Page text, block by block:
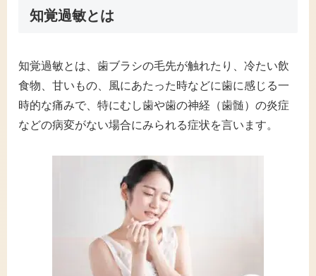
知覚過敏とは
知覚過敏とは、歯ブラシの毛先が触れたり、冷たい飲
食物、甘いもの、風にあたった時などに歯に感じる一
時的な痛みで、特にむし歯や歯の神経（歯髄）の炎症
などの病変がない場合にみられる症状を言います。